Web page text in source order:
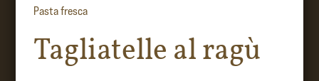
Pasta fresca
Tagliatelle al ragù